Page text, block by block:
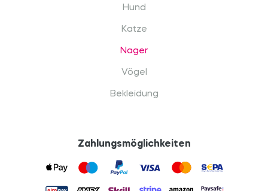
Hund
Katze
Nager
Vögel
Bekleidung
Zahlungsmöglichkeiten